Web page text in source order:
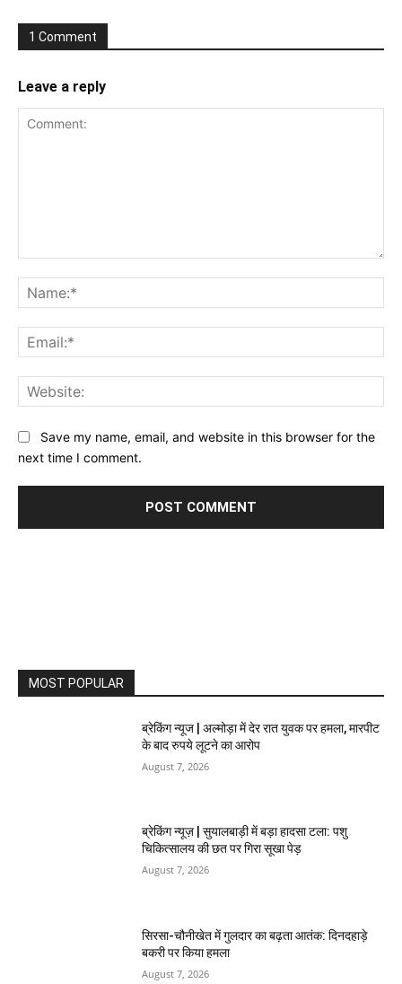
1 Comment
Leave a reply
Save my name, email, and website in this browser for the
next time I comment.
MOST POPULAR
ब्रेकिंग न्यूज | अल्मोड़ा में देर रात युवक पर हमला, मारपीट
के बाद रुपये लूटने का आरोप
August 7, 2026
ब्रेकिंग न्यूज़ | सुयालबाड़ी में बड़ा हादसा टला: पशु
चिकित्सालय की छत पर गिरा सूखा पेड़
August 7, 2026
सिरसा-चौनीखेत में गुलदार का बढ़ता आतंक: दिनदहाड़े
बकरी पर किया हमला
August 7, 2026